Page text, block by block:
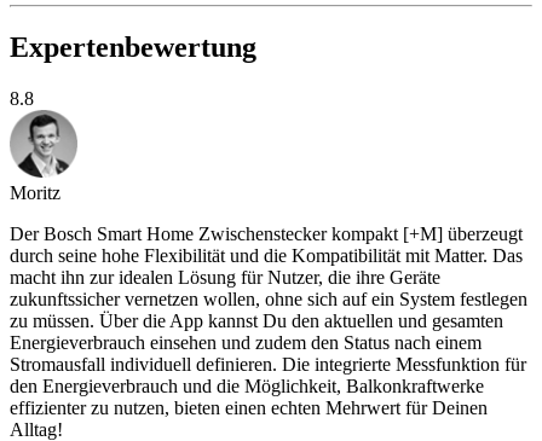
Expertenbewertung
8.8
Moritz
Der Bosch Smart Home Zwischenstecker kompakt [+M] überzeugt
durch seine hohe Flexibilität und die Kompatibilität mit Matter. Das
macht ihn zur idealen Lösung für Nutzer, die ihre Geräte
zukunftssicher vernetzen wollen, ohne sich auf ein System festlegen
zu müssen. Über die App kannst Du den aktuellen und gesamten
Energieverbrauch einsehen und zudem den Status nach einem
Stromausfall individuell definieren. Die integrierte Messfunktion für
den Energieverbrauch und die Möglichkeit, Balkonkraftwerke
effizienter zu nutzen, bieten einen echten Mehrwert für Deinen
Alltag!